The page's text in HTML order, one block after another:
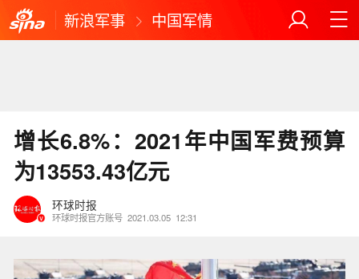
新浪军事 中国军情
增长6.8%：2021年中国军费预算
为13553.43亿元
环球时报
环球时报官方账号 2021.03.05 12:31